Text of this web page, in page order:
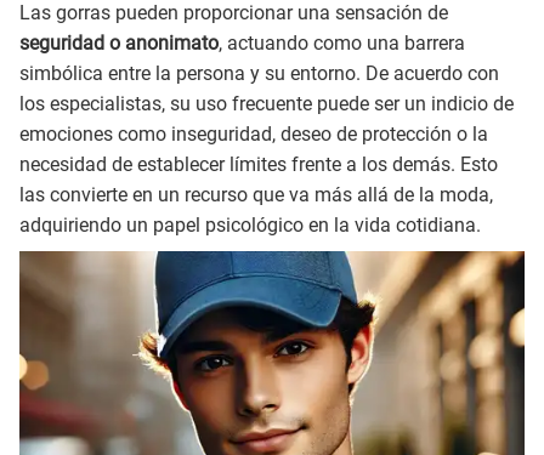
Las gorras pueden proporcionar una sensación de
seguridad o anonimato, actuando como una barrera
simbólica entre la persona y su entorno. De acuerdo con
los especialistas, su uso frecuente puede ser un indicio de
emociones como inseguridad, deseo de protección o la
necesidad de establecer límites frente a los demás. Esto
las convierte en un recurso que va más allá de la moda,
adquiriendo un papel psicológico en la vida cotidiana.